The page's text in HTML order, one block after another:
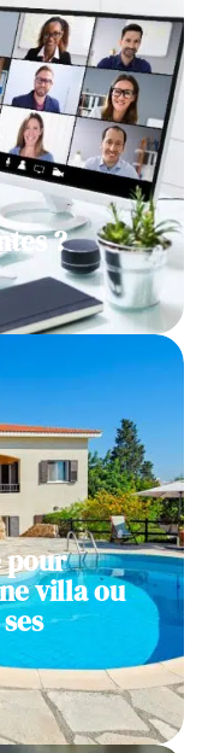
?
pour
villa ou